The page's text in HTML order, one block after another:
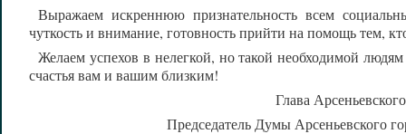
Выражаем искреннюю признательность всем
чуткость и внимание, готовность прийти на помощь тем,
Желаем успехов в нелегкой, но такой необходимой людям
счастья вам и вашим близким!
Глава
Председатель Думы Арсеньевского